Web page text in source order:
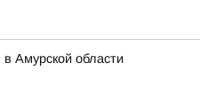
Амурской области